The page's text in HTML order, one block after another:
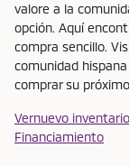
valore a la
opción. Aquí
compra sencillo.
comunidad
comprar su
Vernuevo inventario
Financiamiento